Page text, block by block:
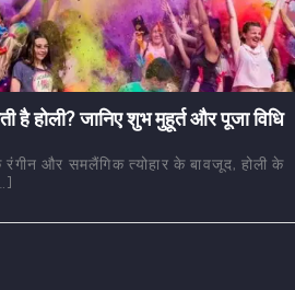
है होली? जानिए शुभ मुहूर्त और पूजा विधि
और समलैंगिक त्योहार के बावजूद, होली के